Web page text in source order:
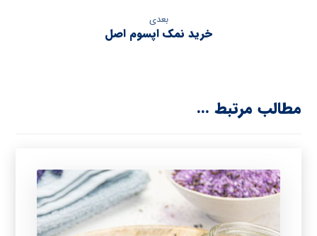
بعدی
خرید نمک اپسوم اصل
مطالب مرتبط ...